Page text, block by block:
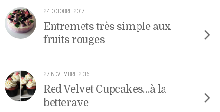
24 OCTOBRE 2017
Entremets très simple aux
fruits rouges
27 NOVEMBRE 2016
Red Velvet Cupcakes…à la
betterave